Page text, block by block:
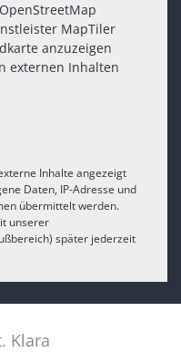
MapTiler
anzuzeigen
externen Inhalten
Inhalte angezeigt
Daten, IP-Adresse und
übermittelt werden.
unserer
später jederzeit
Klara